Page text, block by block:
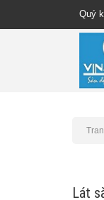
Quý
Lát